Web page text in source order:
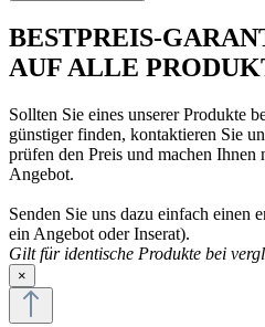
BESTPREIS-
AUF ALLE
Sollten Sie eines unserer Produkte
günstiger finden, kontaktieren Sie
prüfen den Preis und machen Ihnen
Angebot.
Senden Sie uns dazu einfach einen
ein Angebot oder Inserat).
Gilt für identische Produkte bei
×